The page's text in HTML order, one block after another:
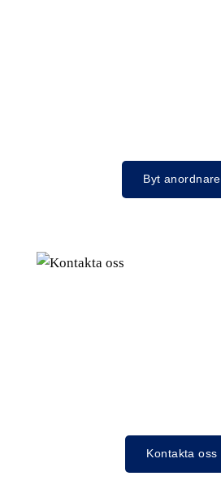
Byt anordnare
Kontakta oss